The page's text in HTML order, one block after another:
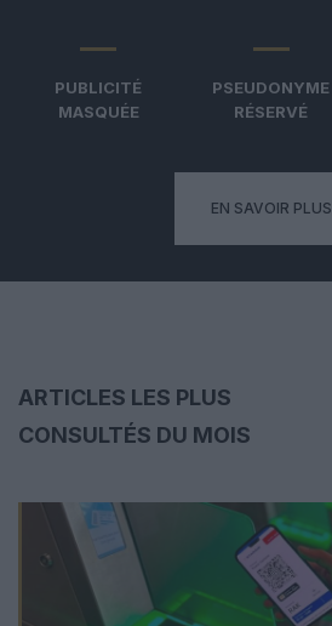
PUBLICITÉ
MASQUÉE
PSEUDONYME
RÉSERVÉ
EN SAVOIR PLUS
ARTICLES LES PLUS
CONSULTÉS DU MOIS